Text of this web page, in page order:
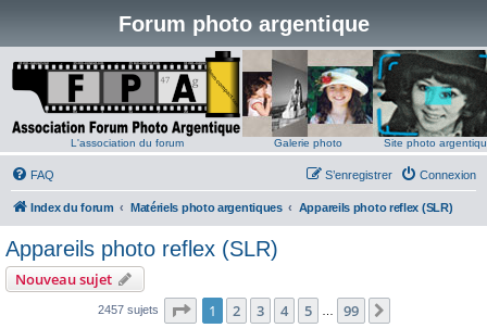
Forum photo argentique
L'association du forum Galerie photo Site photo
FAQ Connexion
S’enregistrer
Index du forum Matériels photo argentiques Appareils photo reflex (SLR)
Appareils photo reflex (SLR)
Nouveau sujet
2457 sujets Page 1sur99
1 2 3 4 5 99